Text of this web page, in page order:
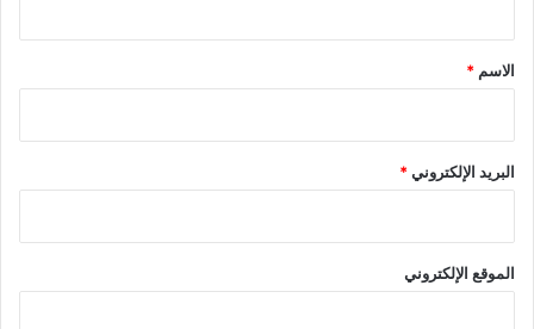
*
الاسم *
البريد الإلكتروني*
الموقع الإلكتروني